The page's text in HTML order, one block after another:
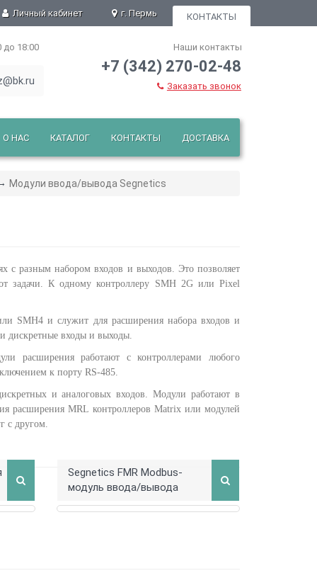
Личный кабинет г. Пермь КОНТАКТЫ
Наши контакты
+7 (342) 270-02-48
Заказать звонок
до 18:00
ДОСТАВКА
КОНТАКТЫ
КАТАЛОГ
О НАС
Модули ввода/вывода Segnetics
с разным набором входов и выходов. Это позволяет
задачи. К одному контроллеру SMH 2G или Pixel
SMH4 и служит для расширения набора входов и
дискретные входы и выходы.
расширения работают с контроллерами любого
к порту RS-485.
и аналоговых входов. Модули работают в
расширения MRL контроллеров Matrix или модулей
с другом.
Segnetics FMR Modbus-
модуль ввода/вывода